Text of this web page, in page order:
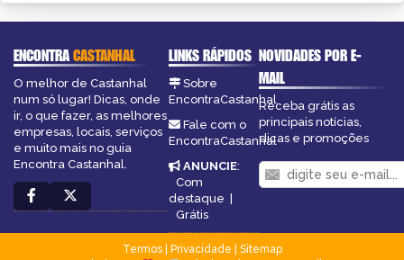
ENCONTRACASTANHAL
O melhor de Castanhal
num só lugar! Dicas, onde
ir, o que fazer, as melhores
empresas, locais, serviços
e muito mais no guia
Encontra Castanhal.
LINKS RÁPIDOS
Sobre
EncontraCastanhal
Fale com o
EncontraCastanhal
ANUNCIE:
Com
destaque |
Grátis
NOVIDADES POR E-
MAIL
Receba grátis as
principais notícias,
dicas e promoções
Termos| Privacidade
Sitemap